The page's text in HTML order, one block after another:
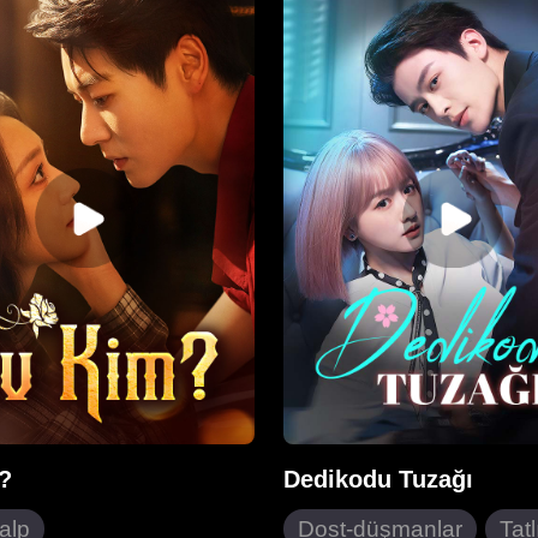
İç sesini kullanarak,
üvey annesi ve üvey
aile servetini çalmak için
tuzakları ortaya çıkardı.
bir elinde bebek bezi,
aileyi kalıcı bir
düzenleyip bir patrona
Cathy'den intikam almaya
Onu çocuk bakıcısı
ancak Cathy'nin tüm bu
boyunca tek başına onların
çocuğunu büyüttüğünden
habersizdi. Saul'un
intikam arayışı sırasında,
çocuklarını büyütmek için
fedakarlıkları ve verdiği
öğrendi. Pişmanlıkla dolan
Cathy'yi geri kazanmak
çabalamaya başladı.
yanlış anlaşılmalarını
aşklarını yeniden keşfettiler.
Dedikodu Tuzağı
Dost-düşmanlar